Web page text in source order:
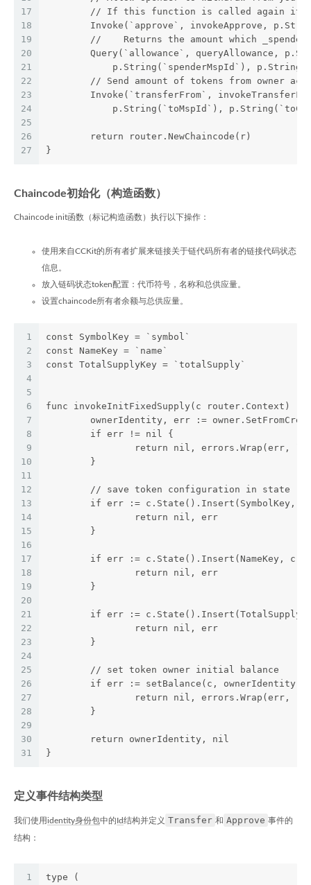
17
18
19
20
21
22
23
24
25
26
27
// If this function is called again it
Invoke(`approve`, invokeApprove,
//    Returns the amount which
Query(`allowance`, queryAllowance,
p.String(`spenderMspId`),
// Send amount of tokens from owner
Invoke(`transferFrom`,
p.String(`toMspId`),
	return router.NewChaincode(r)
}
Chaincode初始化（构造函数）
Chaincode init函数（标记构造函数）执行以下操作：
使用来自CCKit的所有者扩展来链接关于链代码所有者的链接代码状态
信息。
放入链码状态token配置：代币符号，名称和总供应量。
设置chaincode所有者余额与总供应量。
1
2
3
4
5
6
7
8
9
10
11
12
13
14
15
16
17
18
19
20
21
22
23
24
25
26
27
28
29
30
31
const SymbolKey = `symbol`
const NameKey = `name`
const TotalSupplyKey = `totalSupply`
func invokeInitFixedSupply(c router.Context)
ownerIdentity, err :=
	if err != nil {
return nil, errors.Wrap(err,
	}
	// save token configuration in state
if err := c.State().Insert(SymbolKey,
		return nil, err
	}
if err := c.State().Insert(NameKey,
		return nil, err
	}
if err :=
		return nil, err
	}
	// set token owner initial balance
if err := setBalance(c,
return nil, errors.Wrap(err,
	}
	return ownerIdentity, nil
}
定义事件结构类型
我们使用identity身份包中的Id结构并定义 Transfer 和 Approve 事件的
结构：
1
type (